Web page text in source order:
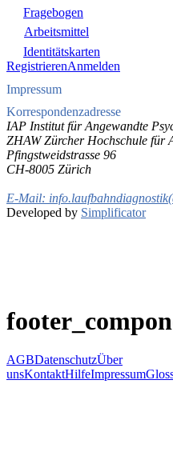
Fragebogen
Arbeitsmittel
Identitätskarten
RegistrierenAnmelden
Impressum
Korrespondenzadresse
IAP Institut für Angewandte
ZHAW Zürcher Hochschule für
Pfingstweidstrasse 96
CH-8005 Zürich
E-Mail:
Developed by Simplificator
AGBDatenschutzÜber
unsKontaktHilfeImpressum